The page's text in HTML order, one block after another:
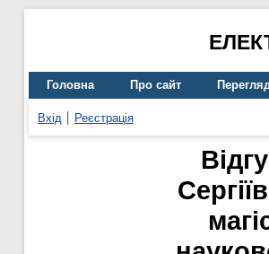
Головна Про сайт
Вхід Реєстрація